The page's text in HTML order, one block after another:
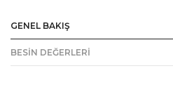
GENEL BAKIŞ
BESİN DEĞERLERİ